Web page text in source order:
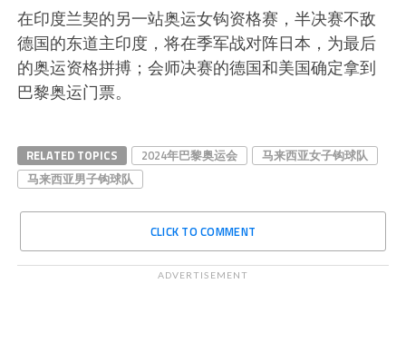
在印度兰契的另一站奥运女钩资格赛，半决赛不敌
德国的东道主印度，将在季军战对阵日本，为最后
的奥运资格拼搏；会师决赛的德国和美国确定拿到
巴黎奥运门票。
RELATED TOPICS 2024年巴黎奥运会
马来西亚女子钩球队
马来西亚男子钩球队
CLICK TO COMMENT
ADVERTISEMENT